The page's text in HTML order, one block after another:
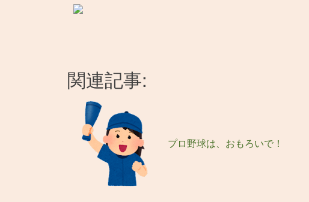
関連記事:
プロ野球は、おもろいで！